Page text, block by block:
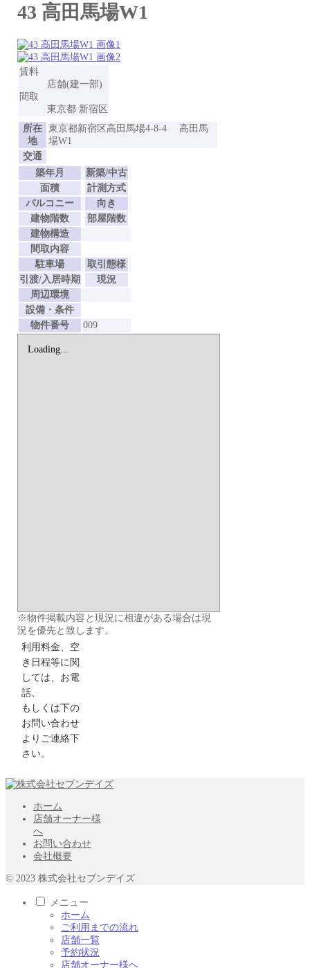
43 高田馬場W1
賃料
店舗(建一部)
間取
東京都 新宿区
所在
地
東京都新宿区高田馬場4-8-4 高田馬
場W1
交通
築年月
新築/中古
面積
計測方式
バルコニー
向き
建物階数
部屋階数
建物構造
間取内容
駐車場
取引態様
引渡/入居時期
現況
周辺環境
設備・条件
物件番号
009
Loading...
※物件掲載内容と現況に相違がある場合は現
況を優先と致します。
利用料金、空
き日程等に関
しては、お電
話、
もしくは下の
お問い合わせ
よりご連絡下
さい。
ホーム
店舗オーナー様
へ
お問い合わせ
会社概要
© 2023 株式会社セブンデイズ
メニュー
ホーム
ご利用までの流れ
店舗一覧
予約状況
店舗オーナー様へ